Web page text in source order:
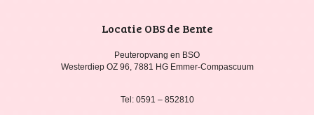
Locatie OBS de Bente
Peuteropvang en BSO
Westerdiep OZ 96, 7881 HG Emmer-Compascuum
Tel: 0591 – 852810